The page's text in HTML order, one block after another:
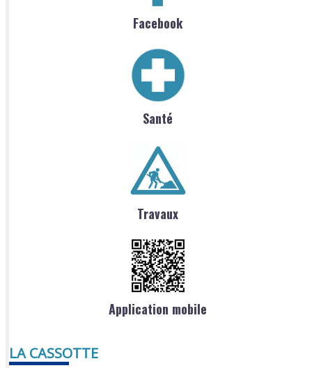
Facebook
Santé
Travaux
Application mobile
LA CASSOTTE